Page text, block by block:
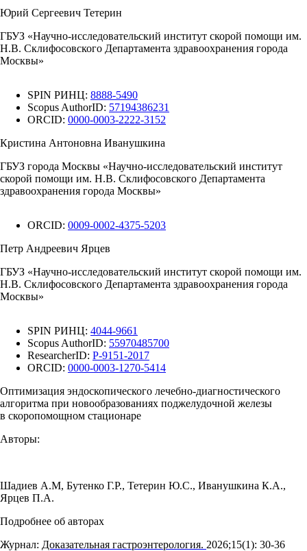
Юрий Сергеевич Тетерин
ГБУЗ «Научно-исследовательский институт скорой помощи им.
Н.В. Склифосовского Департамента здравоохранения города
Москвы»
SPIN РИНЦ: 8888-5490
Scopus AuthorID: 57194386231
ORCID: 0000-0003-2222-3152
Кристина Антоновна Иванушкина
ГБУЗ города Москвы «Научно-исследовательский институт
скорой помощи им. Н.В. Склифосовского Департамента
здравоохранения города Москвы»
ORCID: 0009-0002-4375-5203
Петр Андреевич Ярцев
ГБУЗ «Научно-исследовательский институт скорой помощи им.
Н.В. Склифосовского Департамента здравоохранения города
Москвы»
SPIN РИНЦ: 4044-9661
Scopus AuthorID: 55970485700
ResearcherID: P-9151-2017
ORCID: 0000-0003-1270-5414
Оптимизация эндоскопического лечебно-диагностического
алгоритма при новообразованиях поджелудочной железы
в скоропомощном стационаре
Авторы:
Шадиев А.М, Бутенко Г.Р., Тетерин Ю.С., Иванушкина К.А.,
Ярцев П.А.
Подробнее об авторах
Журнал: Доказательная гастроэнтерология. 2026;15(1): 30‑36